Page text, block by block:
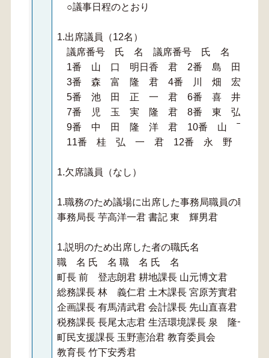
○議事日程のとおり
1.出席議員（12名）
議席番号 氏 名 議席番号 氏 名
1番 山 口 明日香 君 2番 島 田 浩
3番 森 富 隆 君 4番 川 畑 宏 一
5番 池 田 正 一 君 6番 喜 井 和
7番 児 玉 実 隆 君 8番 東 弘 明
9番 中 田 隆 洋 君 10番 山 下
11番 桂 弘 一 君 12番 永 野 利
1.欠席議員（なし）
1.職務のため議場に出席した事務局職員の職氏名
事務局長 芋高洋一君 書記 東 輝男君
1.説明のため出席した者の職氏名
職 名 氏 名 職 名 氏 名
町長 前 登志朗君 耕地課長 山元博文君
総務課長 林 義仁君 土木課長 宮原芳實君
企画課長 有馬清武君 会計課長 先山直喜君
税務課長 長尾太志君 生活環境課長 泉 隆一君
町民支援課長 玉野憲治君 教育委員会
教育長 竹下安秀君